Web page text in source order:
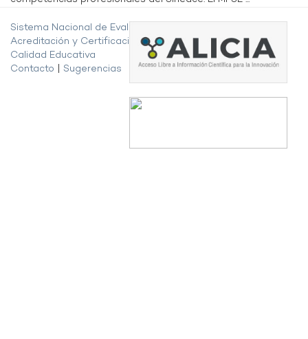
Sistema Nacional de Evaluación,
Acreditación y Certificación de la
Calidad Educativa
Contacto
Sugerencias